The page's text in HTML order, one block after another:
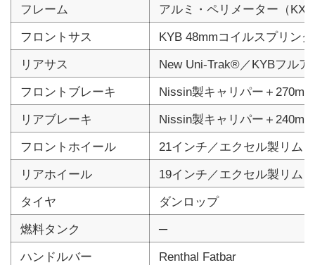
フレーム
アルミ・ペリメーター（
フロントサス
KYB 48mmコイルスプリン
リアサス
New Uni-Trak®／KYBフル
フロントブレーキ
Nissin製キャリパー＋
リアブレーキ
Nissin製キャリパー＋
フロントホイール
21インチ／エクセル製リム
リアホイール
19インチ／エクセル製リム
タイヤ
ダンロップ
燃料タンク
─
ハンドルバー
Renthal Fatbar